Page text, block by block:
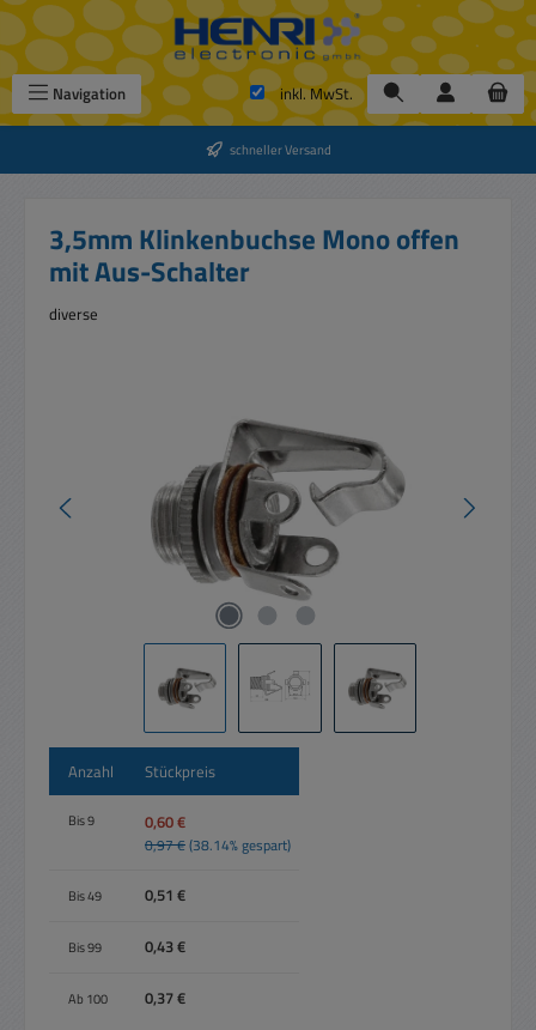
Zum Hauptinhalt springen
Navigation inkl. MwSt.
schneller Versand
3,5mm Klinkenbuchse Mono offen
mit Aus-Schalter
diverse
Anzahl Stückpreis
Bis9 0,60 €
0,97 €(38.14% gespart)
Bis49 0,51 €
Bis99 0,43 €
Ab 100 0,37 €